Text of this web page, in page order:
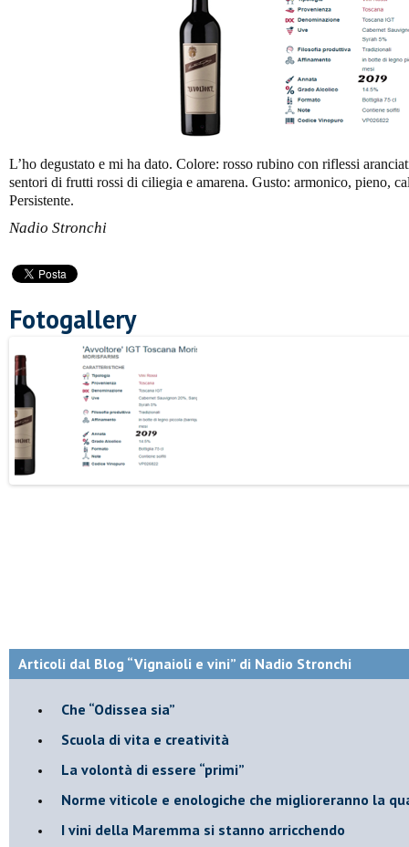
L’ho degustato e mi ha dato. Colore: rosso rubino con riflessi
sentori di frutti rossi di ciliegia e amarena. Gusto: armonico, pieno,
Persistente.
Nadio Stronchi
Fotogallery
Articoli dal Blog “Vignaioli e vini” di Nadio Stronchi
​Che “Odissea sia”
Scuola di vita e creatività
​La volontà di essere “primi”
Norme viticole e enologiche che miglioreranno la
​I vini della Maremma si stanno arricchendo